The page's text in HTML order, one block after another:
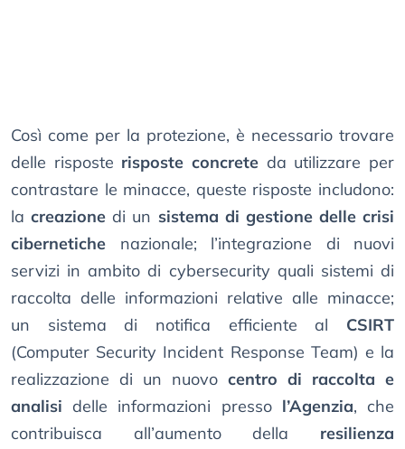
Così come per la protezione, è necessario trovare
delle risposte risposte concrete da utilizzare per
contrastare le minacce, queste risposte includono:
lacreazione di un sistema di gestione delle crisi
cibernetiche nazionale; l’integrazione di nuovi
servizi in ambito di cybersecurity quali sistemi di
raccolta delle informazioni relative alle minacce;
un sistema di notifica efficiente al CSIRT
(Computer Security Incident Response Team) e la
realizzazione di un nuovo centro di raccolta e
analisi delle informazioni presso l’Agenzia, che
contribuisca all’aumento della resilienza